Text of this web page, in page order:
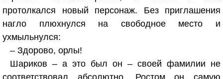
протолкался новый персонаж. Без приглашения
нагло плюхнулся на свободное место и
ухмыльнулся:
– Здорово, орлы!
Шариков – а это был он – своей фамилии не
соответствовал абсолютно. Ростом он самую